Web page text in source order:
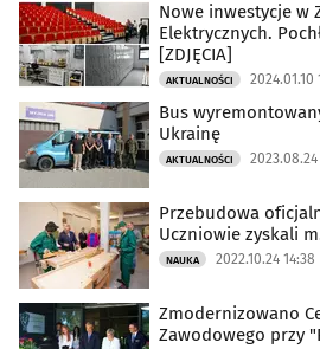
Nowe inwestycje w
Elektrycznych.
[ZDJĘCIA]
AKTUALNOŚCI 2024.01.10
Bus
Ukrainę
AKTUALNOŚCI 2023.08.24
Przebudowa
Uczniowie zyskali
NAUKA 2022.10.24 14:38
Zmodernizowano
Zawodowego przy